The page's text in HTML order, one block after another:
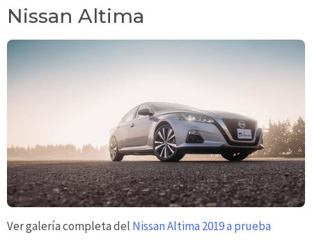
Nissan Altima
Ver galería completa del Nissan Altima 2019 a prueba